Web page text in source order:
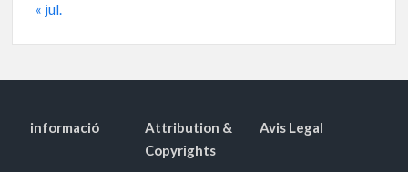
« jul.
informació
Attribution &
Copyrights
Avis Legal